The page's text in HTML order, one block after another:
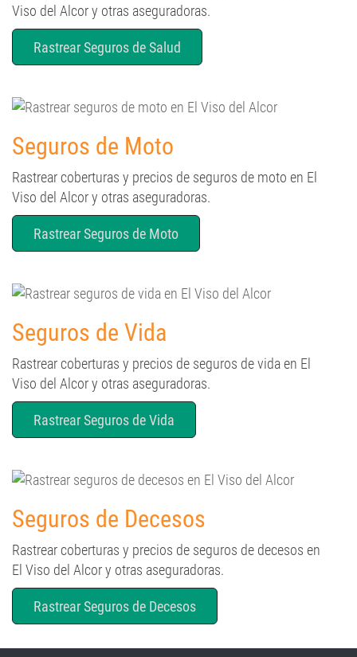
Viso del Alcor y otras aseguradoras.
Rastrear Seguros de Salud
Seguros de Moto
Rastrear coberturas y precios de seguros de moto en El
Viso del Alcor y otras aseguradoras.
Rastrear Seguros de Moto
Seguros de Vida
Rastrear coberturas y precios de seguros de vida en El
Viso del Alcor y otras aseguradoras.
Rastrear Seguros de Vida
Seguros de Decesos
Rastrear coberturas y precios de seguros de decesos en
El Viso del Alcor y otras aseguradoras.
Rastrear Seguros de Decesos